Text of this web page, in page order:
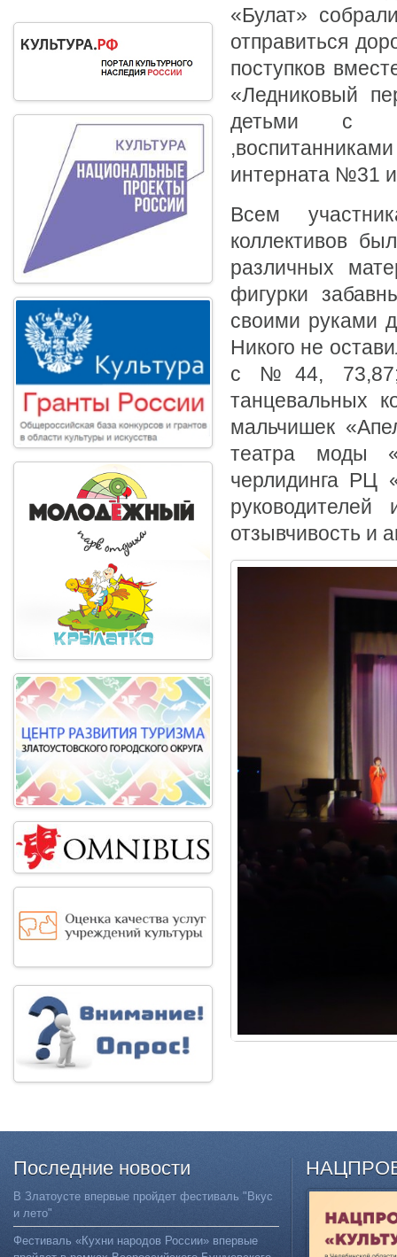
«Булат»
отправиться
поступков
«Ледниковый
детьми с
интерната №31
Всем
коллективов
различных
фигурки
своими руками
Никого не
с №44, 73,87;
танцевальных
мальчишек
театра моды
черлидинга РЦ
отзывчивость и
Последние новости
В Златоусте впервые пройдет фестиваль "Вкус
и лето"
Фестиваль «Кухни народов России» впервые